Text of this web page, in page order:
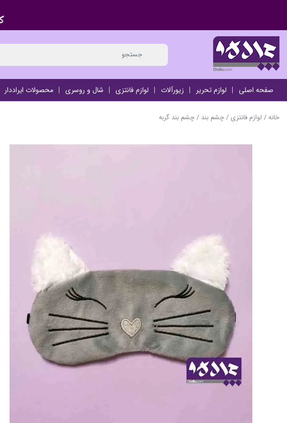
صفحه اصلی لوازم تحریر زیورآلات لوازم فانتزی شال و روسری محصولات ایراددار
خانه/ لوازم فانتزی/چشم بند / چشم بند گربه